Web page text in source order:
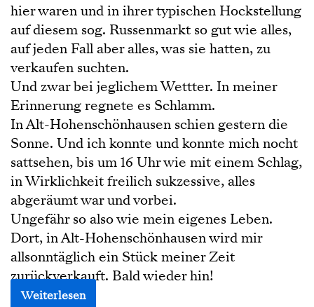
hier waren und in ihrer typischen Hockstellung
auf diesem sog. Russenmarkt so gut wie alles,
auf jeden Fall aber alles, was sie hatten, zu
verkaufen suchten.
Und zwar bei jeglichem Wettter. In meiner
Erinnerung regnete es Schlamm.
In Alt-Hohenschönhausen schien gestern die
Sonne. Und ich konnte und konnte mich nocht
sattsehen, bis um 16 Uhr wie mit einem Schlag,
in Wirklichkeit freilich sukzessive, alles
abgeräumt war und vorbei.
Ungefähr so also wie mein eigenes Leben.
Dort, in Alt-Hohenschönhausen wird mir
allsonntäglich ein Stück meiner Zeit
zurückverkauft. Bald wieder hin!
Weiterlesen